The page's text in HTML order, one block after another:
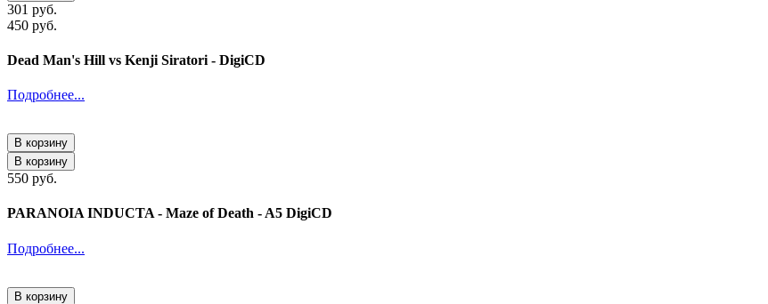
301 руб.
450 руб.
Dead Man's Hill vs Kenji Siratori - DigiCD
Подробнее...
В корзину
В корзину
550 руб.
PARANOIA INDUCTA - Maze of Death - A5 DigiCD
Подробнее...
В корзину